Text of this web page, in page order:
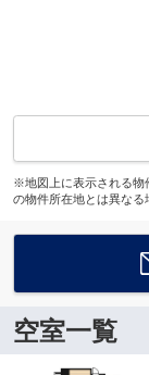
※地図上に表示される物
の物件所在地とは異なる
空室一覧